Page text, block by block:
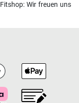
Wir freuen uns